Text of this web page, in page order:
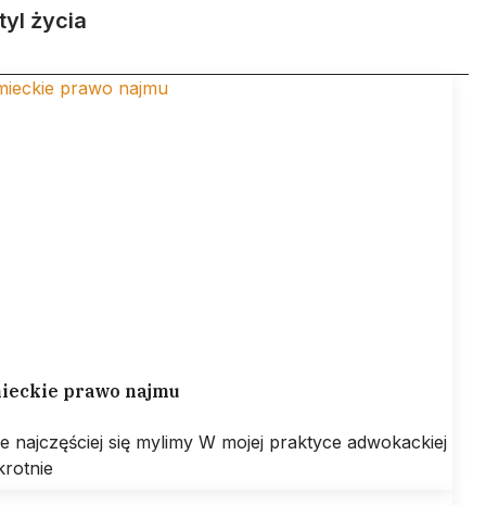
życia
prawo najmu
najczęściej się mylimy W mojej praktyce adwokackiej